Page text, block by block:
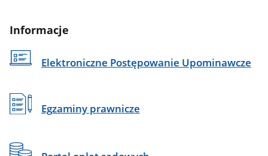
Informacje
Elektroniczne Postępowanie Upominawcze
Egzaminy prawnicze